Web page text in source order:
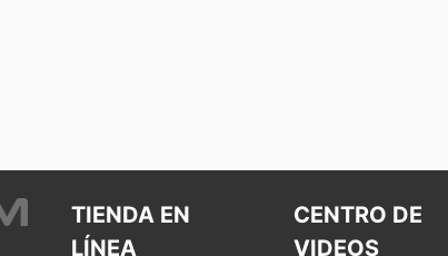
TIENDA EN
LÍNEA
CENTRO DE
VIDEOS